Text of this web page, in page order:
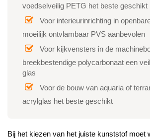
voedselveilig PETG het beste geschikt
Voor interieurinrichting in
moeilijk ontvlambaar PVS aanbevolen
Voor kijkvensters in de
breekbestendige polycarbonaat een
glas
Voor de bouw van aquaria of
acrylglas het beste geschikt
Bij het kiezen van het juiste kunststof moet